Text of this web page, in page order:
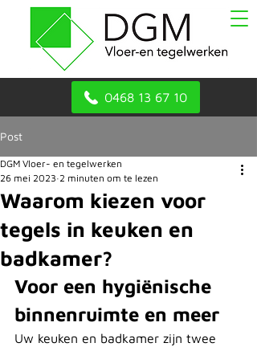
0468 13 67 10
Post
Waarom kiezen voor
tegels in keuken en
badkamer?
DGM Vloer- en tegelwerken
26 mei 2023 2 minuten om te lezen
Voor een hygiënische
binnenruimte en meer
Uw keuken en badkamer zijn twee